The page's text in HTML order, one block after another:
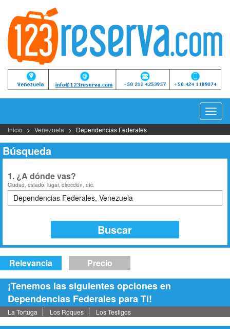
Inicio Venezuela Dependencias Federales
Búsqueda
1. ¿A dónde vas?
Ciudad, estado, lugar, dirección, etc.
Buscar
Relevancia Precio
¡Tenemos las siguientes opciones en
Dependencias Federales para Ti!
La Tortuga Los Roques Los Testigos